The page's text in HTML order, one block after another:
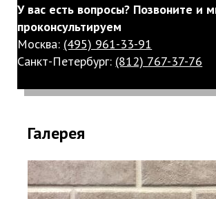
У вас есть вопросы? Позвоните и
проконсультируем
Москва: (495) 961-33-91
Санкт-Петербург: (812) 767-37-76
Галерея